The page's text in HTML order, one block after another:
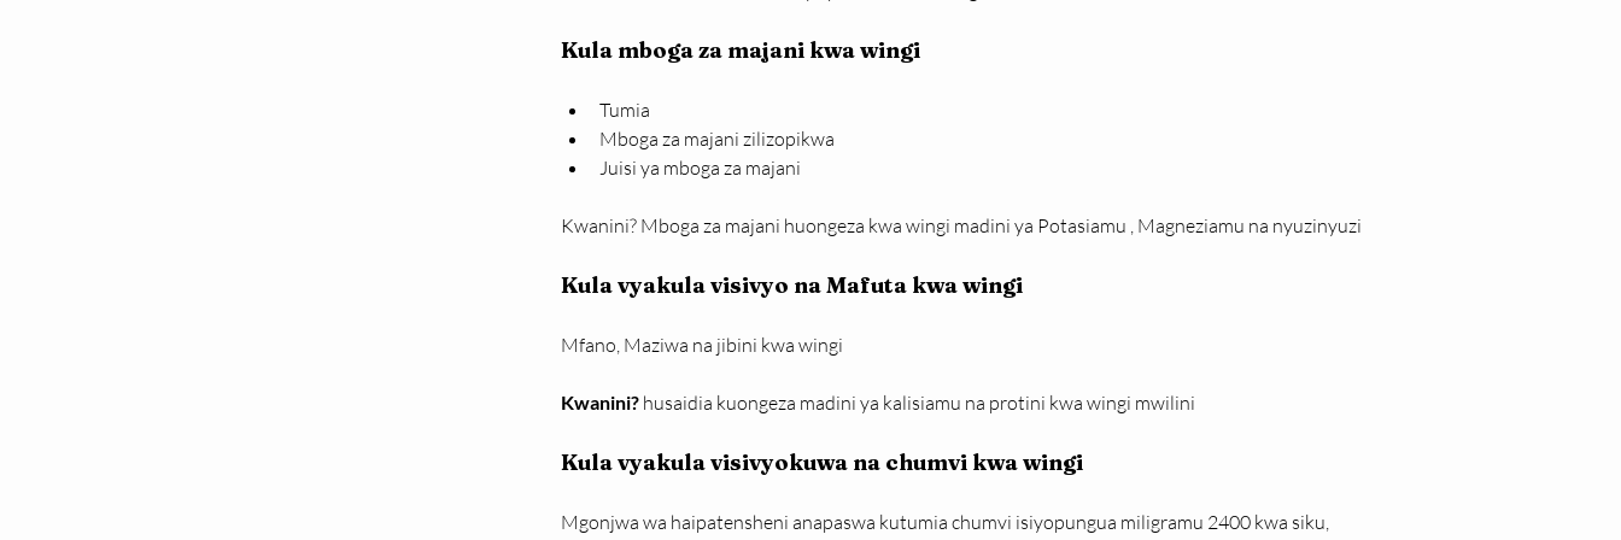
Kula mboga za majani kwa wingi
Tumia
Mboga za majani zilizopikwa
Juisi ya mboga za majani
Kwanini? Mboga za majani huongeza kwa wingi madini ya Potasiamu , Magneziamu na nyuzinyuzi
Kula vyakula visivyo na Mafuta kwa wingi
Mfano, Maziwa na jibini kwa wingi
Kwanini? husaidia kuongeza madini ya kalisiamu na protini kwa wingi mwilini
Kula vyakula visivyokuwa na chumvi kwa wingi
Mgonjwa wa haipatensheni anapaswa kutumia chumvi isiyopungua miligramu 2400 kwa siku,